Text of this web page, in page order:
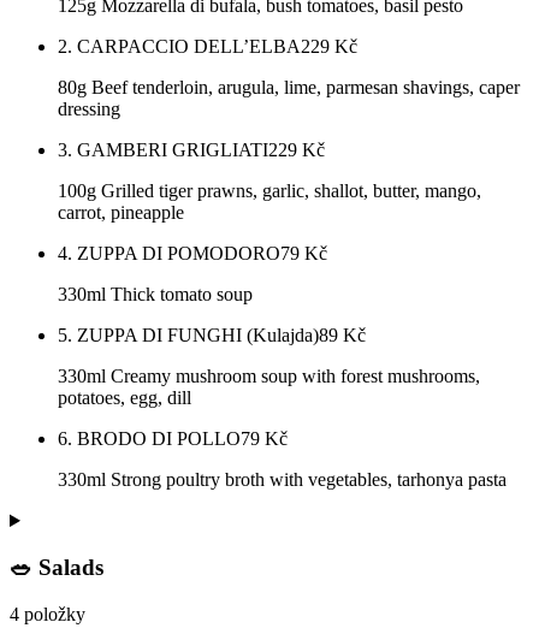
125g Mozzarella di bufala, bush tomatoes, basil pesto
2. CARPACCIO DELL’ELBA229 Kč
80g Beef tenderloin, arugula, lime, parmesan shavings, caper
dressing
3. GAMBERI GRIGLIATI229 Kč
100g Grilled tiger prawns, garlic, shallot, butter, mango,
carrot, pineapple
4. ZUPPA DI POMODORO79 Kč
330ml Thick tomato soup
5. ZUPPA DI FUNGHI (Kulajda)89 Kč
330ml Creamy mushroom soup with forest mushrooms,
potatoes, egg, dill
6. BRODO DI POLLO79 Kč
330ml Strong poultry broth with vegetables, tarhonya pasta
🥗 Salads
4 položky